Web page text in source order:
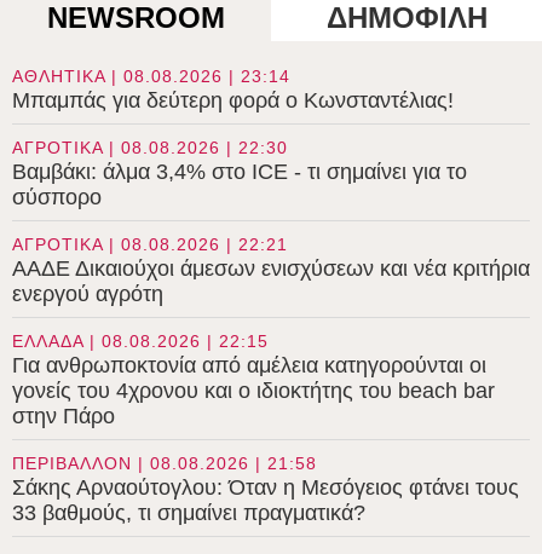
NEWSROOM ΔΗΜΟΦΙΛΗ
ΑΘΛΗΤΙΚΑ | 08.08.2026 | 23:14
Μπαμπάς για δεύτερη φορά ο Κωνσταντέλιας!
ΑΓΡΟΤΙΚΑ | 08.08.2026 | 22:30
Βαμβάκι: άλμα 3,4% στο ICE - τι σημαίνει για το
σύσπορο
ΑΓΡΟΤΙΚΑ | 08.08.2026 | 22:21
ΑΑΔΕ Δικαιούχοι άμεσων ενισχύσεων και νέα κριτήρια
ενεργού αγρότη
ΕΛΛΑΔΑ | 08.08.2026 | 22:15
Για ανθρωποκτονία από αμέλεια κατηγορούνται οι
γονείς του 4χρονου και ο ιδιοκτήτης του beach bar
στην Πάρο
ΠΕΡΙΒΑΛΛΟΝ | 08.08.2026 | 21:58
Σάκης Αρναούτογλου: Όταν η Μεσόγειος φτάνει τους
33 βαθμούς, τι σημαίνει πραγματικά?